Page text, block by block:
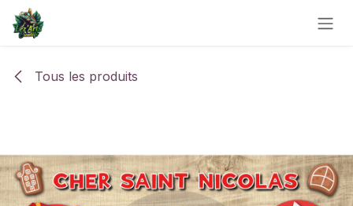
Se rendre au contenu
Tous les produits